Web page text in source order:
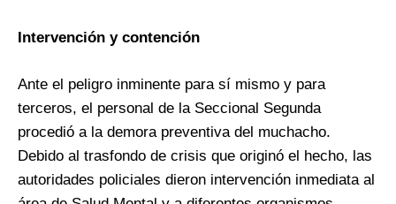
Intervención y contención
Ante el peligro inminente para sí mismo y para
terceros, el personal de la Seccional Segunda
procedió a la demora preventiva del muchacho.
Debido al trasfondo de crisis que originó el hecho, las
autoridades policiales dieron intervención inmediata al